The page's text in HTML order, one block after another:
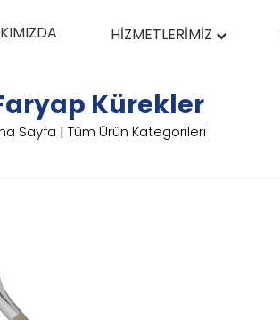
HİZMETLERİMİZ
Kürekler
Sayfa | Tüm Ürün Kategorileri